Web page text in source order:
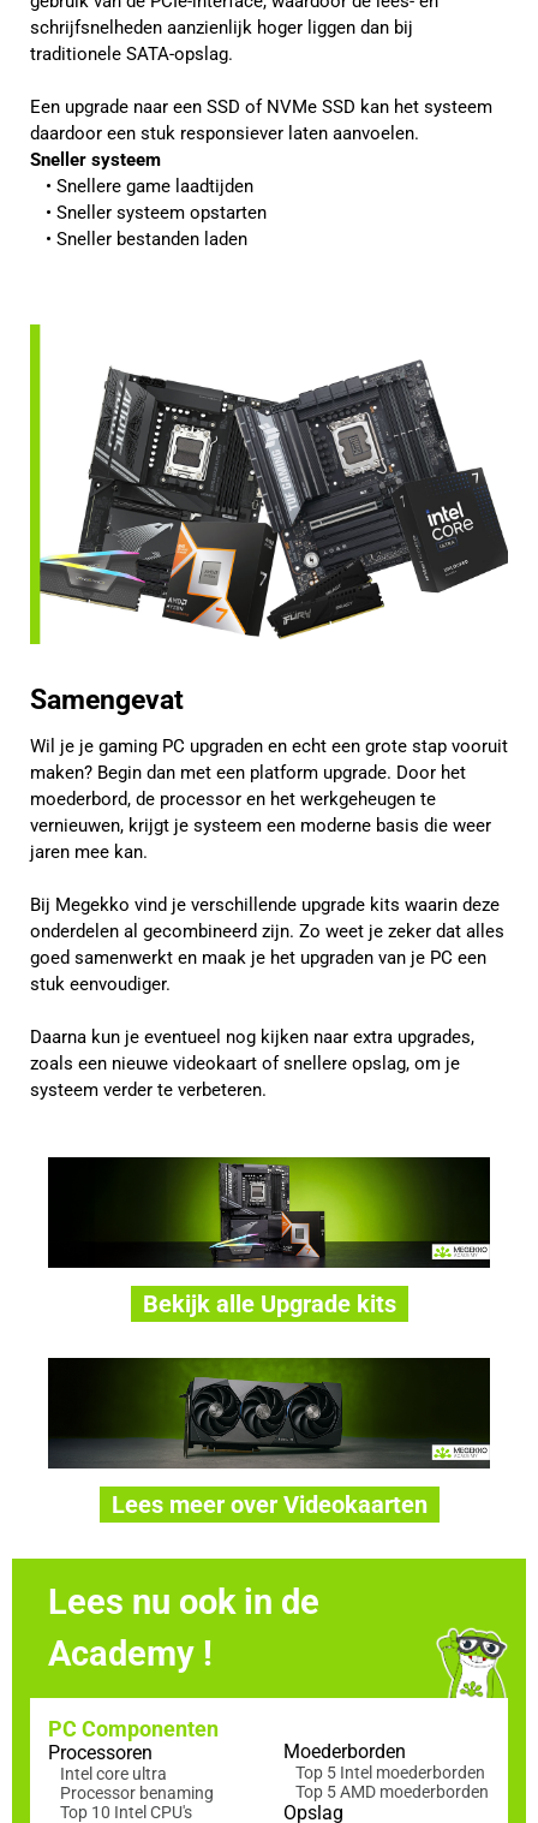
schrijfsnelheden aanzienlijk hoger liggen dan bij
traditionele SATA-opslag.
Een upgrade naar een SSD of NVMe SSD kan het systeem
daardoor een stuk responsiever laten aanvoelen.
Sneller systeem
Snellere game laadtijden
Sneller systeem opstarten
Sneller bestanden laden
Samengevat
Wil je je gaming PC upgraden en echt een grote stap vooruit
maken? Begin dan met een platform upgrade. Door het
moederbord, de processor en het werkgeheugen te
vernieuwen, krijgt je systeem een moderne basis die weer
jaren mee kan.
Bij Megekko vind je verschillende upgrade kits waarin deze
onderdelen al gecombineerd zijn. Zo weet je zeker dat alles
goed samenwerkt en maak je het upgraden van je PC een
stuk eenvoudiger.
Daarna kun je eventueel nog kijken naar extra upgrades,
zoals een nieuwe videokaart of snellere opslag, om je
systeem verder te verbeteren.
Bekijk alle Upgrade kits
Lees meer over Videokaarten
Lees nu ook in de
Academy !
PC Componenten
Processoren
Intel core ultra
Processor benaming
Top 10 Intel CPU's
Moederborden
Top 5 Intel moederborden
Top 5 AMD moederborden
Opslag